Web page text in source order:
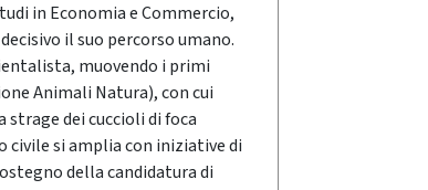
in Economia e Commercio,
il suo percorso umano.
muovendo i primi
Animali Natura), con cui
dei cuccioli di foca
civile si amplia con iniziative di
della candidatura di